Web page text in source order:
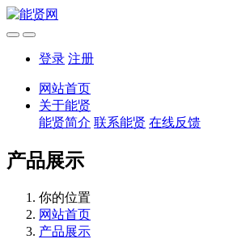
登录 注册
网站首页
关于能贤
能贤简介 联系能贤 在线反馈
产品展示
你的位置
网站首页
产品展示